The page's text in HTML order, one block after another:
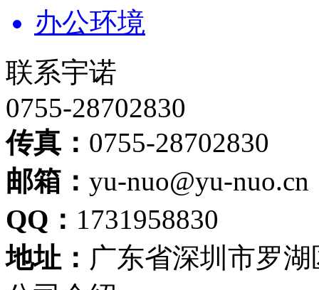
办公环境
联系宇诺
0755-28702830
传真： 0755-28702830
邮箱： yu-nuo@yu-nuo.cn
QQ： 1731958830
地址： 广东省深圳市罗